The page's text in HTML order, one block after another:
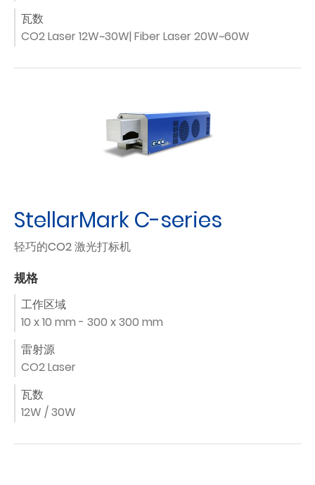
瓦数
CO2 Laser 12W~30W| Fiber Laser 20W~60W
StellarMark C-series
轻巧的CO2 激光打标机
规格
工作区域
10 x 10 mm - 300 x 300 mm
雷射源
CO2 Laser
瓦数
12W / 30W